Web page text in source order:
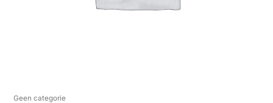
Geen categorie